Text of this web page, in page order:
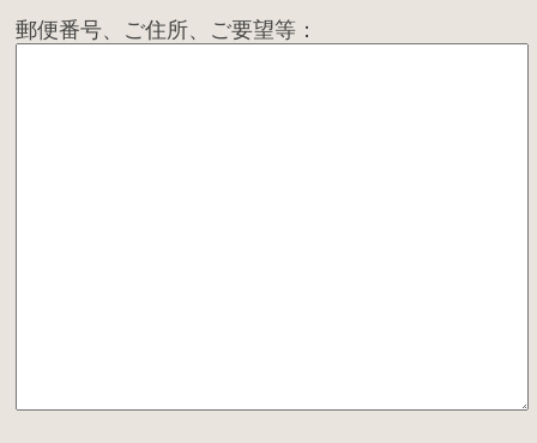
郵便番号、ご住所、ご要望等：